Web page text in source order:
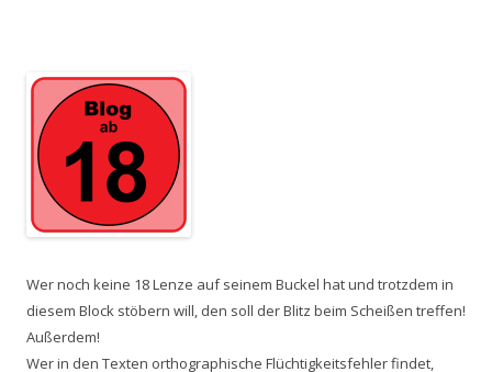
Wer noch keine 18 Lenze auf seinem Buckel hat und trotzdem in
diesem Block stöbern will, den soll der Blitz beim Scheißen treffen!
Außerdem!
Wer in den Texten orthographische Flüchtigkeitsfehler findet,